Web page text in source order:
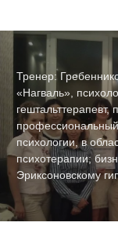
Тренер:
«Нагваль»,
гештальттерапевт,
профессиональный
психологии, в
психотерапии;
Эриксоновскому